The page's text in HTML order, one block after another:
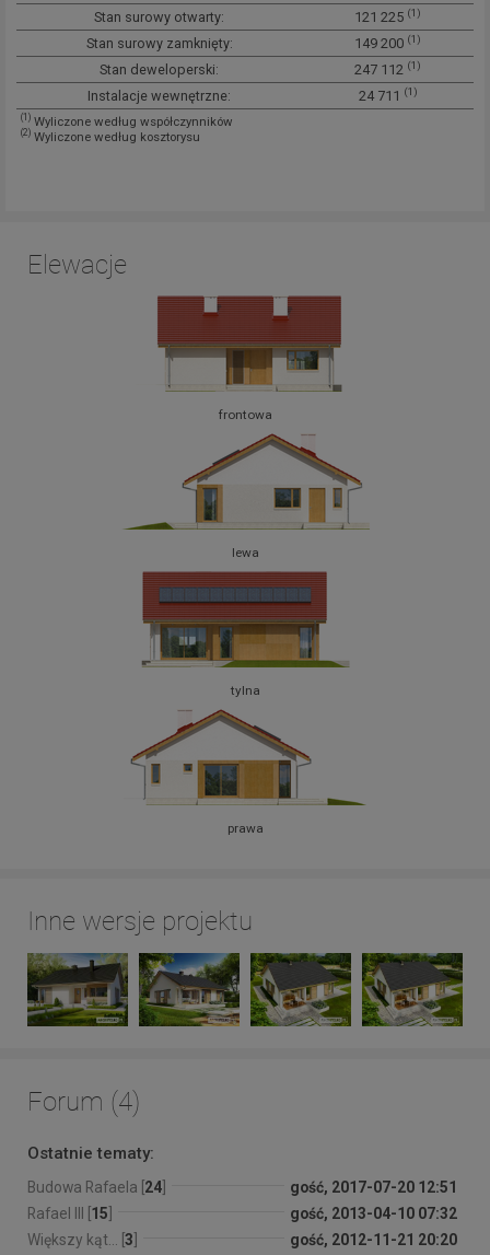
Stan surowy otwarty: 121 225 (1)
Stan surowy zamknięty: 149 200 (1)
Stan deweloperski: 247 112 (1)
Instalacje wewnętrzne: 24 711 (1)
(1) Wyliczone według współczynników
(2) Wyliczone według kosztorysu
Elewacje
frontowa
lewa
tylna
prawa
Inne wersje projektu
Forum (4)
Ostatnie tematy:
Budowa Rafaela [ 24
gość, 2017-07-20 12:51
Rafael III [ 15
gość, 2013-04-10 07:32
Większy kąt... [ 3 gość, 2012-11-21 20:20